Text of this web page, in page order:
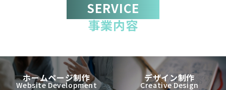
SERVICE
事業内容
ホームページ制作
Website Development
デザイン制作
Creative Design